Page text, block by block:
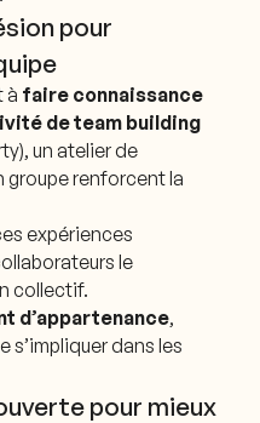
pour
à faire connaissance
de team building
un atelier de
groupe renforcent la
expériences
le
collectif.
d’appartenance,
s’impliquer dans les
pour mieux